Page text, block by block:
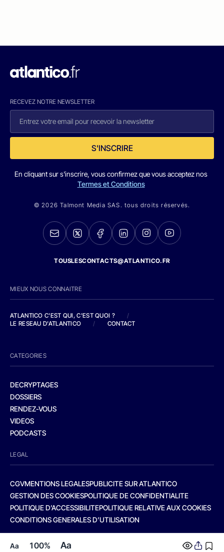
Aa 100% Aa
RECEVEZ NOTRE NEWSLETTER
S'INSCRIRE
En cliquant sur s'inscrire, vous confirmez que vous acceptez nos
Termes et Conditions
© 2026 Talmont Media SAS. tous droits réservés.
TOUSLESCONTACTS@ATLANTICO.FR
MIEUX NOUS CONNAITRE
ATLANTICO C'EST QUI, C'EST QUOI ?
/
LE RESEAU D'ATLANTICO
/ CONTACT
CATEGORIES
DECRYPTAGES
DOSSIERS
RENDEZ-VOUS
VIDEOS
PODCASTS
LEGAL
CGVMENTIONS LEGALESPUBLICITE SUR ATLANTICO
GESTION DES COOKIESPOLITIQUE DE CONFIDENTIALITE
POLITIQUE D’ACCESSIBILITEPOLITIQUE RELATIVE AUX COOKIES
CONDITIONS GENERALES D’UTILISATION